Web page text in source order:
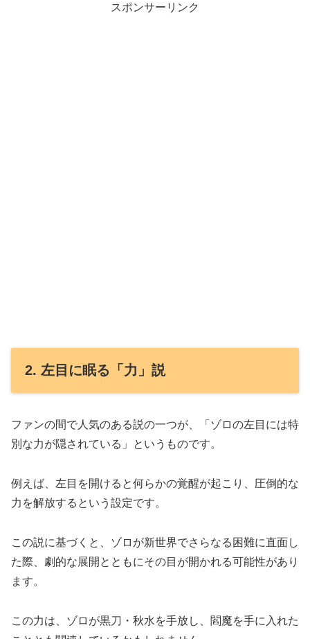
スポンサーリンク
2. 左目に眠る「力」説
ファンの間で人気のある説の一つが、「ゾロの左目には特
別な力が隠されている」というものです。
例えば、左目を開けると何らかの覚醒が起こり、圧倒的な
力を解放するという設定です。
この説に基づくと、ゾロが新世界でさらなる困難に直面し
た際、劇的な展開とともにその目が開かれる可能性があり
ます。
この力は、ゾロが黒刀・秋水を手放し、閻魔を手に入れた